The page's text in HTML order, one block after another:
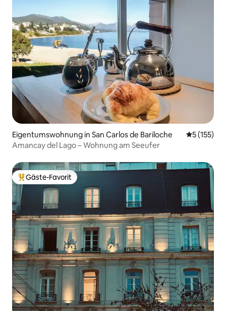
Eigentumswohnung in San Carlos de Bariloche
5 (155)
Amancay del Lago – Wohnung am Seeufer
Beliebter Gäste-Favorit.
Gäste-Favorit